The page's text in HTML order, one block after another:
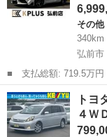
その他
340km
弘前市
■ 支払総額: 719.5万円 ■ 車両本体価格： 6,999,000 円 ■ メーカ
ー名： トヨタ ■ 車
カメラ ナビ クリア
キー ア...
青森 弘前市 そ
ト
４Ｗ